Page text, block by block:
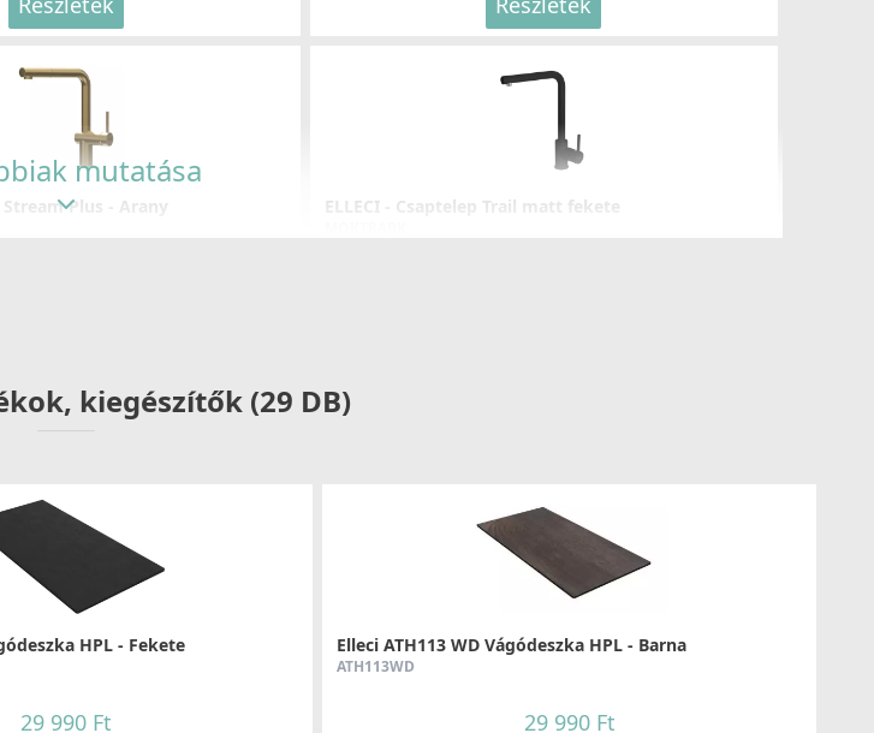
Stream Plus - Arany ELLECI - Csaptelep Trail matt fekete
Eclipse - Bronz+fekete
229 990 Ft
ELLECI - Csaptelep Eclipse - Fekete
mutatása
kiegészítők (29 DB)
HPL - Fekete
29 990 Ft
Elleci ATH113 WD Vágódeszka HPL - Barna
ATH113WD
29 990 Ft